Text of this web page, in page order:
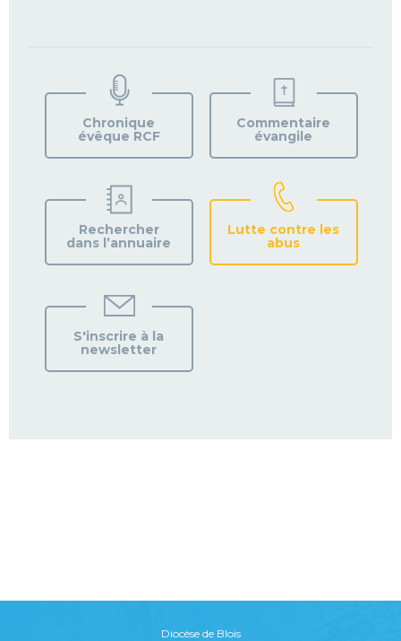
VOTRE
PAROISSE
Chronique
évêque RCF
Commentaire
évangile
Rechercher
dans l’annuaire
Lutte contre les
abus
S'inscrire à la
newsletter
Diocèse de Blois